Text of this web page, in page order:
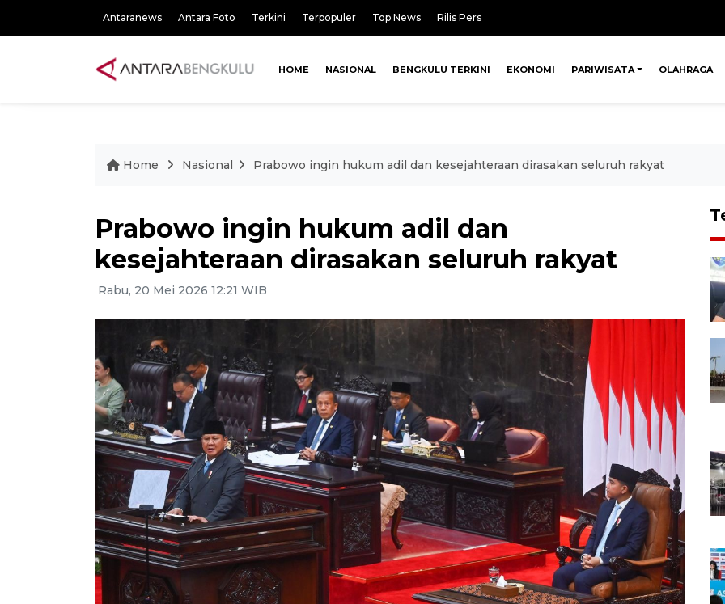
Antaranews Antara Foto Terkini Terpopuler Top News Rilis Pers
HOME NASIONAL BENGKULU TERKINI EKONOMI PARIWISATA OLAHRAGA
Home Nasional Prabowo ingin hukum adil dan kesejahteraan dirasakan seluruh rakyat
Prabowo ingin hukum adil dan
kesejahteraan dirasakan seluruh rakyat
Rabu, 20 Mei 2026 12:21 WIB